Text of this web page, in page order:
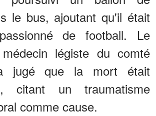
le bus, ajoutant qu'il était
de football. Le
légiste du comté
jugé que la mort était
citant un traumatisme
comme cause.